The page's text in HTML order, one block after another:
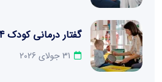
گفتار درمانی کودک 4 ساله
31 جولای 2026